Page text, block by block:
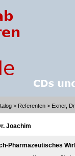
> Referenten > Exner,
Joachim
Pharmazeutisches